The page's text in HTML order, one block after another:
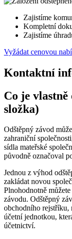
Zajistíme
Kompletní
Zajistíme
Vyžádat cenovou
Kontaktní
Co je
složka)
Odštěpný závod
zahraniční
sídla mateřské
původně označoval
Jednou z výhod
zakládat novou
Plnohodnotně
závodu. Odštěpný
obchodního rejstříku,
účetní jednotkou,
účetnictví.